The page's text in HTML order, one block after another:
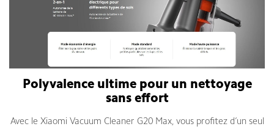
Polyvalence ultime pour un nettoyage
sans effort
Avec le Xiaomi Vacuum Cleaner G20 Max, vous profitez d’un seul